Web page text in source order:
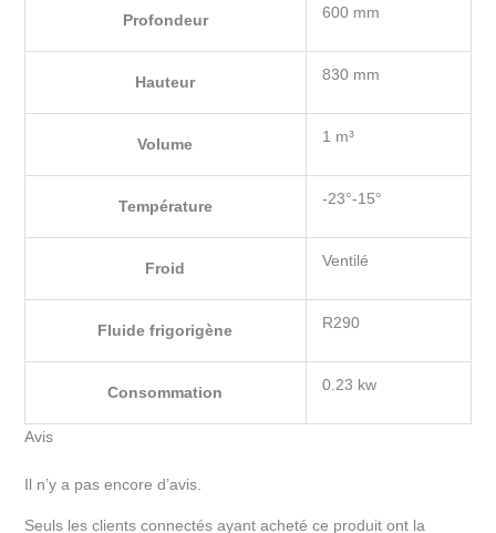
Profondeur 600 mm
Hauteur 830 mm
Volume 1 m³
Température -23°-15°
Froid Ventilé
Fluide frigorigène R290
Consommation 0.23 kw
Avis
Il n’y a pas encore d’avis.
Seuls les clients connectés ayant acheté ce produit ont la